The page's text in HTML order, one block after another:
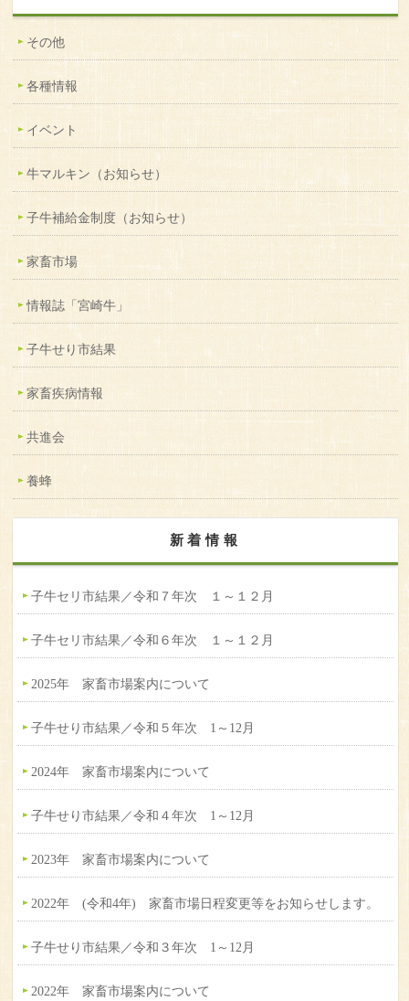
その他
各種情報
イベント
牛マルキン（お知らせ）
子牛補給金制度（お知らせ）
家畜市場
情報誌「宮崎牛」
子牛せり市結果
家畜疾病情報
共進会
養蜂
新着情報
子牛セリ市結果／令和７年次 １～１２月
子牛セリ市結果／令和６年次 １～１２月
2025年 家畜市場案内について
子牛せり市結果／令和５年次 1～12月
2024年 家畜市場案内について
子牛せり市結果／令和４年次 1～12月
2023年 家畜市場案内について
2022年 (令和4年) 家畜市場日程変更等をお知らせします。
子牛せり市結果／令和３年次 1～12月
2022年 家畜市場案内について